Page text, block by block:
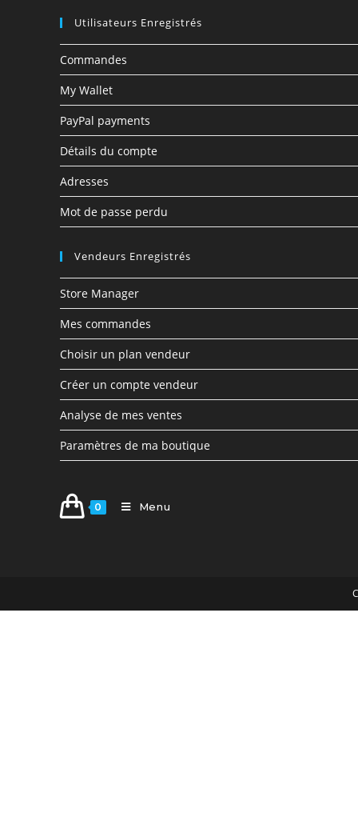
Utilisateurs Enregistrés
Commandes
My Wallet
PayPal payments
Détails du compte
Adresses
Mot de passe perdu
Vendeurs Enregistrés
Store Manager
Mes commandes
Choisir un plan vendeur
Créer un compte vendeur
Analyse de mes ventes
Paramètres de ma boutique
0 Menu